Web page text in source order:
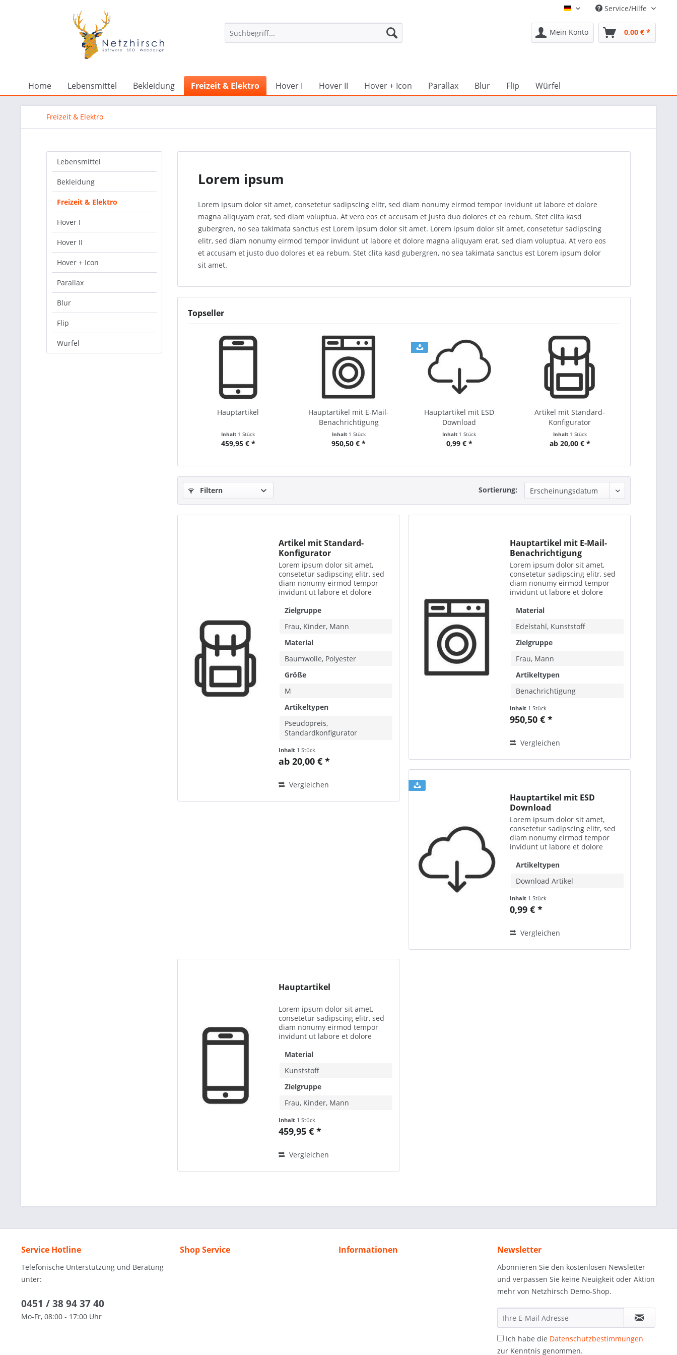
Deutsch Service/Hilfe
Mein Konto 0,00 € *
Home Lebensmittel Bekleidung Freizeit & Elektro Hover I Hover II Hover + Icon Parallax Blur Flip Würfel
Freizeit & Elektro
Lebensmittel
Bekleidung
Freizeit & Elektro
Hover I
Hover II
Hover + Icon
Parallax
Blur
Flip
Würfel
Lorem ipsum
Lorem ipsum dolor sit amet, consetetur sadipscing elitr, sed diam nonumy eirmod tempor invidunt ut labore et dolore
magna aliquyam erat, sed diam voluptua. At vero eos et accusam et justo duo dolores et ea rebum. Stet clita kasd
gubergren, no sea takimata sanctus est Lorem ipsum dolor sit amet. Lorem ipsum dolor sit amet, consetetur sadipscing
elitr, sed diam nonumy eirmod tempor invidunt ut labore et dolore magna aliquyam erat, sed diam voluptua. At vero eos
et accusam et justo duo dolores et ea rebum. Stet clita kasd gubergren, no sea takimata sanctus est Lorem ipsum dolor
sit amet.
Topseller
Hauptartikel
Inhalt 1 Stück
459,95 € *
Hauptartikel mit E-Mail-
Benachrichtigung
Inhalt 1 Stück
950,50 € *
Hauptartikel mit ESD
Download
Inhalt 1 Stück
0,99 € *
Artikel mit Standard-
Konfigurator
Inhalt 1 Stück
ab 20,00 € *
Filtern Sortierung:
Artikel mit Standard-
Konfigurator
Lorem ipsum dolor sit amet,
consetetur sadipscing elitr, sed
diam nonumy eirmod tempor
invidunt ut labore et dolore
voluptua. At vero eos et accusam
Stet clita kasd...
Zielgruppe
Frau, Kinder, Mann
Material
Baumwolle, Polyester
Größe
M
Artikeltypen
Pseudopreis,
Standardkonfigurator
Inhalt 1 Stück
ab 20,00 € *
Vergleichen
Hauptartikel mit E-Mail-
Benachrichtigung
Lorem ipsum dolor sit amet,
consetetur sadipscing elitr, sed
diam nonumy eirmod tempor
invidunt ut labore et dolore
voluptua. At vero eos et accusam
Stet clita kasd...
Material
Edelstahl, Kunststoff
Zielgruppe
Frau, Mann
Artikeltypen
Benachrichtigung
Inhalt 1 Stück
950,50 € *
Vergleichen
Hauptartikel mit ESD
Download
Lorem ipsum dolor sit amet,
consetetur sadipscing elitr, sed
diam nonumy eirmod tempor
invidunt ut labore et dolore
voluptua. At vero eos et accusam
Stet clita kasd...
Artikeltypen
Download Artikel
Inhalt 1 Stück
0,99 € *
Vergleichen
Hauptartikel
Lorem ipsum dolor sit amet,
consetetur sadipscing elitr, sed
diam nonumy eirmod tempor
invidunt ut labore et dolore
voluptua. At vero eos et accusam
Stet clita kasd...
Material
Kunststoff
Zielgruppe
Frau, Kinder, Mann
Inhalt 1 Stück
459,95 € *
Vergleichen
Service Hotline
Telefonische Unterstützung und Beratung
unter:
0451 / 38 94 37 40
Mo-Fr, 08:00 - 17:00 Uhr
Shop Service Informationen Newsletter
Abonnieren Sie den kostenlosen Newsletter
und verpassen Sie keine Neuigkeit oder Aktion
mehr von Netzhirsch Demo-Shop.
Ich habe die Datenschutzbestimmungen
zur Kenntnis genommen.